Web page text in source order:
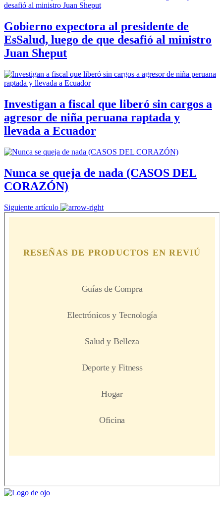
Gobierno expectora al presidente de
EsSalud, luego de que desafió al ministro
Juan Sheput
Investigan a fiscal que liberó sin cargos a
agresor de niña peruana raptada y
llevada a Ecuador
Nunca se queja de nada (CASOS DEL
CORAZÓN)
Siguiente artículo